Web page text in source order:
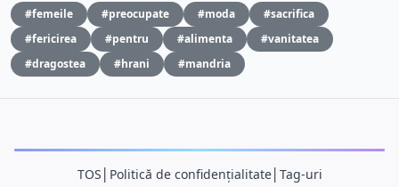
#femeile #preocupate #moda
#sacrifica
#fericirea
#pentru #alimenta
#vanitatea
#dragostea
#hrani #mandria
TOS Politică de confidențialitate│ Tag-uri